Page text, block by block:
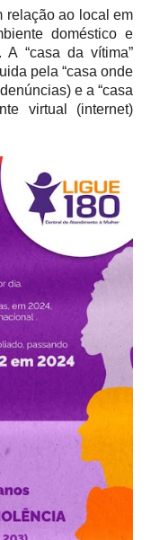
ao local em
doméstico e
“casa da vítima”
pela “casa onde
e a “casa
virtual (internet)